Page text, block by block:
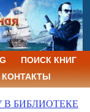
ПОИСК КНИГ
КОНТАКТЫ
В БИБЛИОТЕКЕ